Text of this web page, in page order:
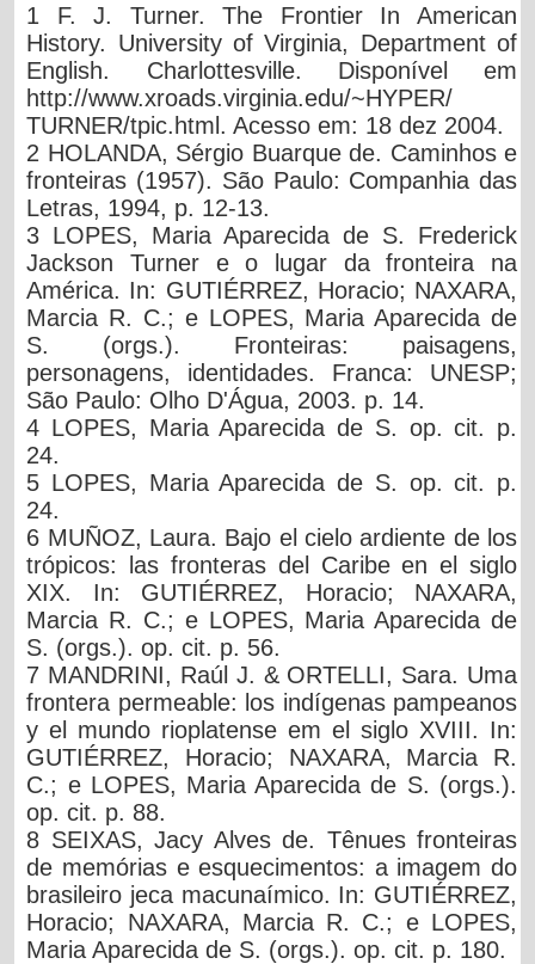
1 F. J. Turner. The Frontier In American
History. University of Virginia, Department of
English. Charlottesville. Disponível em
http://www.xroads.virginia.edu/~HYPER/
TURNER/tpic.html. Acesso em: 18 dez 2004.
2 HOLANDA, Sérgio Buarque de. Caminhos e
fronteiras (1957). São Paulo: Companhia das
Letras, 1994, p. 12-13.
3 LOPES, Maria Aparecida de S. Frederick
Jackson Turner e o lugar da fronteira na
América. In: GUTIÉRREZ, Horacio; NAXARA,
Marcia R. C.; e LOPES, Maria Aparecida de
S. (orgs.). Fronteiras: paisagens,
personagens, identidades. Franca: UNESP;
São Paulo: Olho D'Água, 2003. p. 14.
4 LOPES, Maria Aparecida de S. op. cit. p.
24.
5 LOPES, Maria Aparecida de S. op. cit. p.
24.
6 MUÑOZ, Laura. Bajo el cielo ardiente de los
trópicos: las fronteras del Caribe en el siglo
XIX. In: GUTIÉRREZ, Horacio; NAXARA,
Marcia R. C.; e LOPES, Maria Aparecida de
S. (orgs.). op. cit. p. 56.
7 MANDRINI, Raúl J. & ORTELLI, Sara. Uma
frontera permeable: los indígenas pampeanos
y el mundo rioplatense em el siglo XVIII. In:
GUTIÉRREZ, Horacio; NAXARA, Marcia R.
C.; e LOPES, Maria Aparecida de S. (orgs.).
op. cit. p. 88.
8 SEIXAS, Jacy Alves de. Tênues fronteiras
de memórias e esquecimentos: a imagem do
brasileiro jeca macunaímico. In: GUTIÉRREZ,
Horacio; NAXARA, Marcia R. C.; e LOPES,
Maria Aparecida de S. (orgs.). op. cit. p. 180.